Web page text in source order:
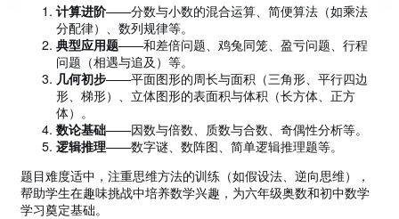
计算进阶——分数与小数的混合运算、简便算法（如乘法
分配律）、数列规律等。
典型应用题——和差倍问题、鸡兔同笼、盈亏问题、行程
问题（相遇与追及）等。
几何初步——平面图形的周长与面积（三角形、平行四边
形、梯形）、立体图形的表面积与体积（长方体、正方
体）。
数论基础——因数与倍数、质数与合数、奇偶性分析等。
逻辑推理——数字谜、数阵图、简单逻辑推理题等。
题目难度适中，注重思维方法的训练（如假设法、逆向思维），
帮助学生在趣味挑战中培养数学兴趣，为六年级奥数和初中数学
学习奠定基础。